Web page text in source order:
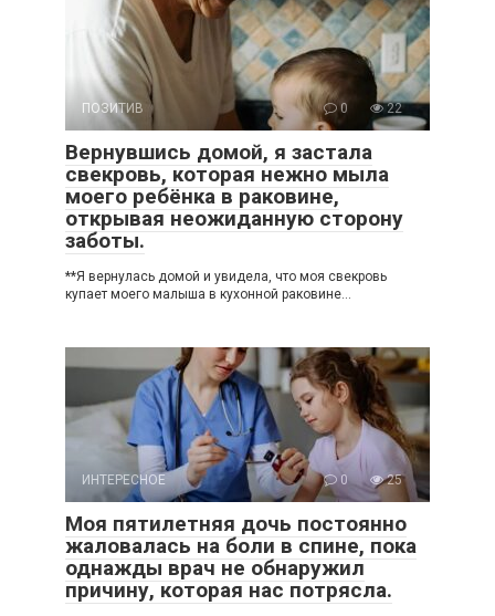
ПОЗИТИВ 0 22
Вернувшись домой, я застала
свекровь, которая нежно мыла
моего ребёнка в раковине,
открывая неожиданную сторону
заботы.
**Я вернулась домой и увидела, что моя свекровь
купает моего малыша в кухонной раковине…
ИНТЕРЕСНОЕ 0 25
Моя пятилетняя дочь постоянно
жаловалась на боли в спине, пока
однажды врач не обнаружил
причину, которая нас потрясла.